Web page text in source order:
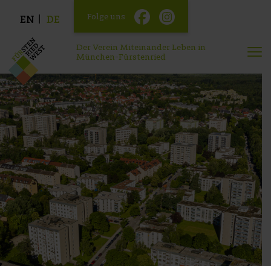
EN DE Folge uns
Der Verein Miteinander Leben in
München-Fürstenried